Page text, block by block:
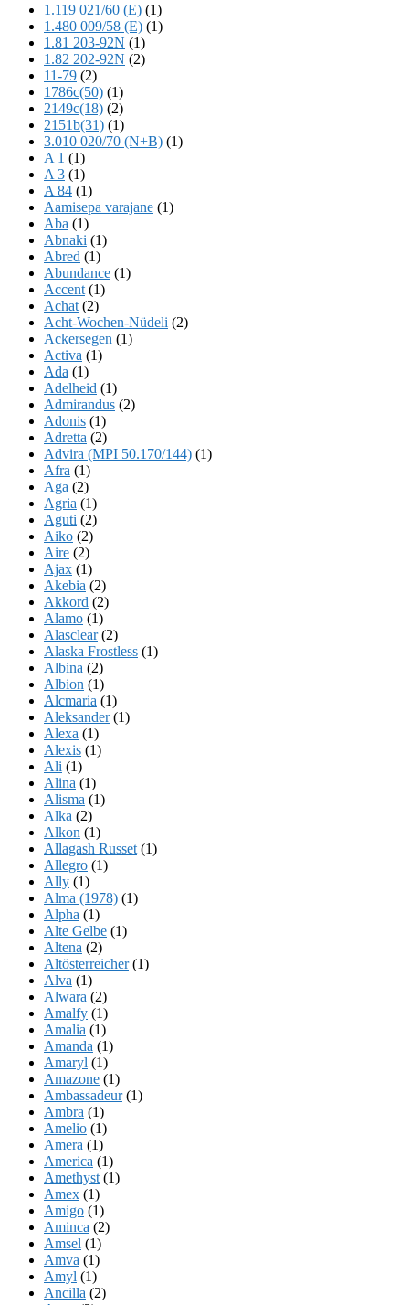
1.119 021/60 (E) (1)
1.480 009/58 (E) (1)
1.81 203-92N (1)
1.82 202-92N (2)
11-79 (2)
1786c(50) (1)
2149c(18) (2)
2151b(31) (1)
3.010 020/70 (N+B) (1)
A 1 (1)
A 3 (1)
A 84 (1)
Aamisepa varajane (1)
Aba (1)
Abnaki (1)
Abred (1)
Abundance (1)
Accent (1)
Achat (2)
Acht-Wochen-Nüdeli (2)
Ackersegen (1)
Activa (1)
Ada (1)
Adelheid (1)
Admirandus (2)
Adonis (1)
Adretta (2)
Advira (MPI 50.170/144) (1)
Afra (1)
Aga (2)
Agria (1)
Aguti (2)
Aiko (2)
Aire (2)
Ajax (1)
Akebia (2)
Akkord (2)
Alamo (1)
Alasclear(2)
Alaska Frostless (1)
Albina (2)
Albion (1)
Alcmaria (1)
Aleksander(1)
Alexa (1)
Alexis (1)
Ali (1)
Alina (1)
Alisma (1)
Alka (2)
Alkon (1)
Allagash Russet (1)
Allegro (1)
Ally (1)
Alma (1978) (1)
Alpha (1)
Alte Gelbe (1)
Altena (2)
Altösterreicher(1)
Alva (1)
Alwara (2)
Amalfy (1)
Amalia (1)
Amanda (1)
Amaryl (1)
Amazone (1)
Ambassadeur(1)
Ambra (1)
Amelio (1)
Amera (1)
America (1)
Amethyst (1)
Amex (1)
Amigo (1)
Aminca (2)
Amsel (1)
Amva (1)
Amyl (1)
Ancilla (2)